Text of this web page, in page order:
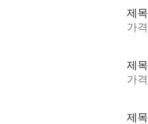
제목
가격
제목
가격
제목